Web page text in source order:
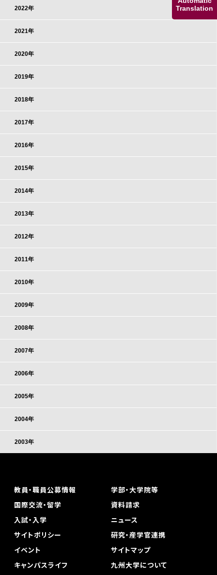
Translation
2022年
2021年
2020年
2019年
2018年
2017年
2016年
2015年
2014年
2013年
2012年
2011年
2010年
2009年
2008年
2007年
2006年
2005年
2004年
2003年
教員・職員公募情報
学部・大学院等
国際交流・留学
資料請求
入試・入学
ニュース
サイトポリシー
研究・産学官連携
イベント
サイトマップ
キャンパスライフ
九州大学について